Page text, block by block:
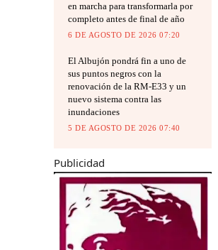
en marcha para transformarla por
completo antes de final de año
6 DE AGOSTO DE 2026 07:20
El Albujón pondrá fin a uno de
sus puntos negros con la
renovación de la RM-E33 y un
nuevo sistema contra las
inundaciones
5 DE AGOSTO DE 2026 07:40
Publicidad